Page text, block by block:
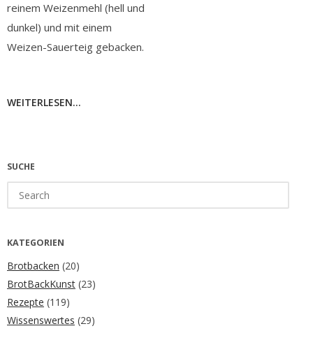
reinem Weizenmehl (hell und
dunkel) und mit einem
Weizen-Sauerteig gebacken.
WEITERLESEN...
SUCHE
for:
KATEGORIEN
Brotbacken (20)
BrotBackKunst (23)
Rezepte (119)
Wissenswertes (29)